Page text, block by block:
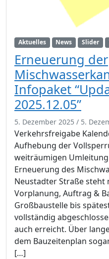
Aktuelles News Slider
Erneuerung der
Infopaket
2025.12.05”
5. Dezember 2025 / 5.
Verkehrsfreigabe
Aufhebung der
weiträumigen
Erneuerung des
Neustadter Straße steht
Vorplanung, Auftrag &
Großbaustelle bis
vollständig
auch erreicht. Über
dem Bauzeitenplan
[…]